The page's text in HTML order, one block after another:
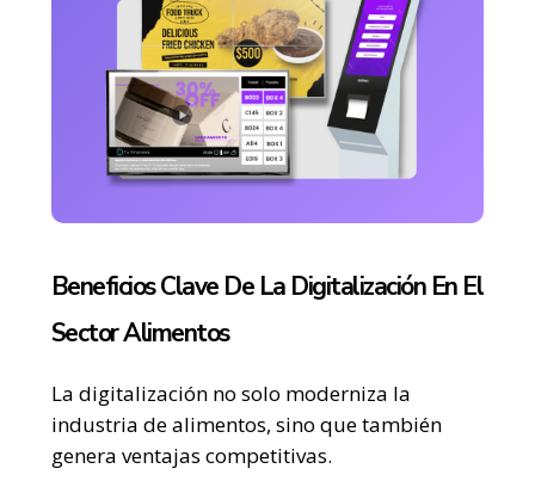
Beneficios Clave De La Digitalización En El
Sector Alimentos
La digitalización no solo moderniza la
industria de alimentos, sino que también
genera ventajas competitivas.